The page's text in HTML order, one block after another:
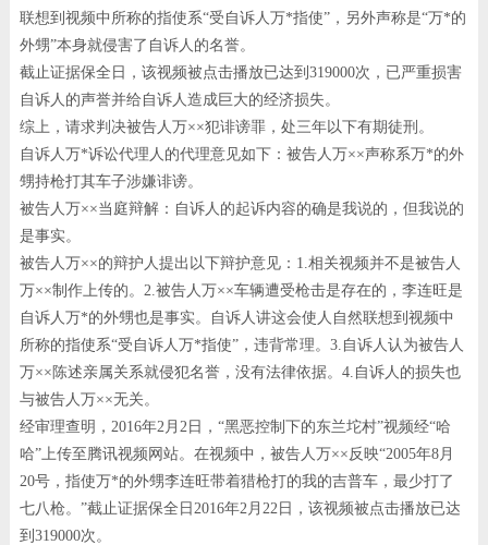
联想到视频中所称的指使系“受自诉人万*指使”，另外声称是“万*的
外甥”本身就侵害了自诉人的名誉。
截止证据保全日，该视频被点击播放已达到319000次，已严重损害
自诉人的声誉并给自诉人造成巨大的经济损失。
综上，请求判决被告人万××犯诽谤罪，处三年以下有期徒刑。
自诉人万*诉讼代理人的代理意见如下：被告人万××声称系万*的外
甥持枪打其车子涉嫌诽谤。
被告人万××当庭辩解：自诉人的起诉内容的确是我说的，但我说的
是事实。
被告人万××的辩护人提出以下辩护意见：1.相关视频并不是被告人
万××制作上传的。2.被告人万××车辆遭受枪击是存在的，李连旺是
自诉人万*的外甥也是事实。自诉人讲这会使人自然联想到视频中
所称的指使系“受自诉人万*指使”，违背常理。3.自诉人认为被告人
万××陈述亲属关系就侵犯名誉，没有法律依据。4.自诉人的损失也
与被告人万××无关。
经审理查明，2016年2月2日，“黑恶控制下的东兰坨村”视频经“哈
哈”上传至腾讯视频网站。在视频中，被告人万××反映“2005年8月
20号，指使万*的外甥李连旺带着猎枪打的我的吉普车，最少打了
七八枪。”截止证据保全日2016年2月22日，该视频被点击播放已达
到319000次。